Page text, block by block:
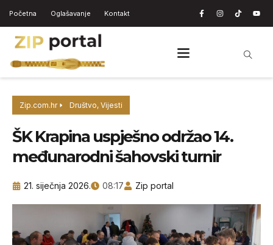
Početna Oglašavanje Kontakt
Zip.com.hr Društvo, Vijesti
ŠK Krapina uspješno održao 14.
međunarodni šahovski turnir
21. siječnja 2026. 08:17 Zip portal